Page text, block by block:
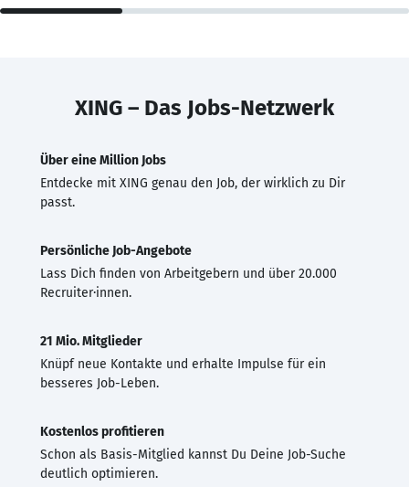
XING – Das Jobs-Netzwerk
Über eine Million Jobs
Entdecke mit XING genau den Job, der wirklich zu Dir
passt.
Persönliche Job-Angebote
Lass Dich finden von Arbeitgebern und über 20.000
Recruiter·innen.
21 Mio. Mitglieder
Knüpf neue Kontakte und erhalte Impulse für ein
besseres Job-Leben.
Kostenlos profitieren
Schon als Basis-Mitglied kannst Du Deine Job-Suche
deutlich optimieren.